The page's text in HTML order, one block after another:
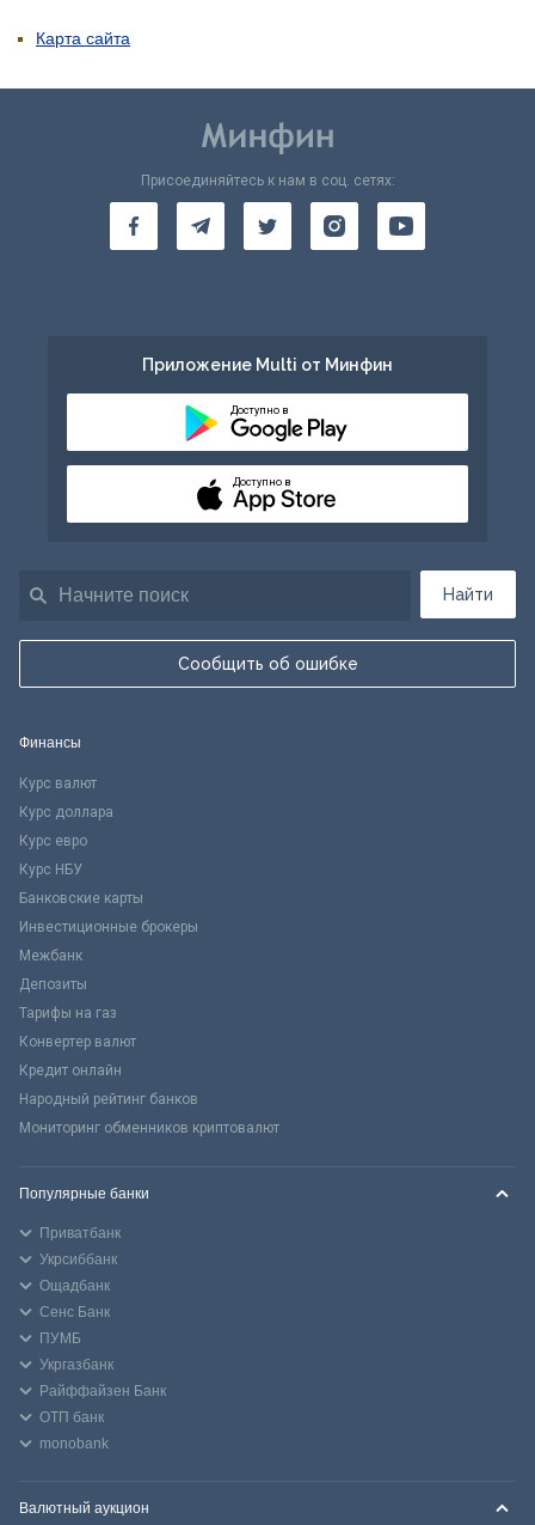
Карта сайта
Найти
Сообщить об ошибке
Присоединяйтесь к нам в соц. сетях:
Приложение Multi от Минфин
Доступно в
Доступно в
Финансы
Курс валют
Курс доллара
Курс евро
Курс НБУ
Банковские карты
Инвестиционные брокеры
Межбанк
Депозиты
Тарифы на газ
Конвертер валют
Кредит онлайн
Народный рейтинг банков
Мониторинг обменников криптовалют
Популярные банки
Приватбанк
Укрсиббанк
Ощадбанк
Сенс Банк
ПУМБ
Укргазбанк
Райффайзен Банк
ОТП банк
monobank
Валютный аукцион